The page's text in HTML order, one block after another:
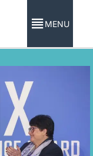
MENU